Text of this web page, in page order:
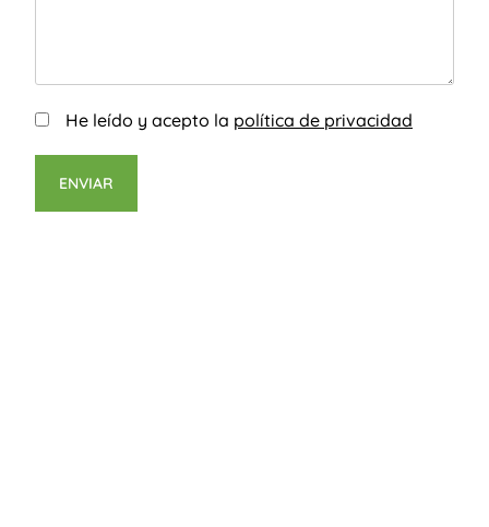
He leído y acepto la política de privacidad
ENVIAR